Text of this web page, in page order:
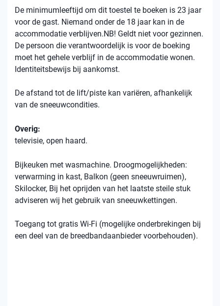
De minimumleeftijd om dit toestel te boeken is 23 jaar
voor de gast. Niemand onder de 18 jaar kan in de
accommodatie verblijven.NB! Geldt niet voor gezinnen.
De persoon die verantwoordelijk is voor de boeking
moet het gehele verblijf in de accommodatie wonen.
Identiteitsbewijs bij aankomst.
De afstand tot de lift/piste kan variëren, afhankelijk
van de sneeuwcondities.
Overig:
televisie, open haard.
Bijkeuken met wasmachine. Droogmogelijkheden:
verwarming in kast, Balkon (geen sneeuwruimen),
Skilocker, Bij het oprijden van het laatste steile stuk
adviseren wij het gebruik van sneeuwkettingen.
Toegang tot gratis Wi-Fi (mogelijke onderbrekingen bij
een deel van de breedbandaanbieder voorbehouden).